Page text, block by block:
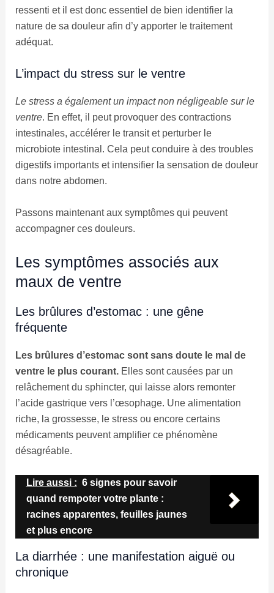
ressenti et il est donc essentiel de bien identifier la
nature de sa douleur afin d’y apporter le traitement
adéquat.
L’impact du stress sur le ventre
Le stress a également un impact non négligeable sur le
ventre. En effet, il peut provoquer des contractions
intestinales, accélérer le transit et perturber le
microbiote intestinal. Cela peut conduire à des troubles
digestifs importants et intensifier la sensation de douleur
dans notre abdomen.
Passons maintenant aux symptômes qui peuvent
accompagner ces douleurs.
Les symptômes associés aux
maux de ventre
Les brûlures d’estomac : une gêne
fréquente
Les brûlures d’estomac sont sans doute le mal de
ventre le plus courant.Elles sont causées par un
relâchement du sphincter, qui laisse alors remonter
l’acide gastrique vers l’œsophage. Une alimentation
riche, la grossesse, le stress ou encore certains
médicaments peuvent amplifier ce phénomène
désagréable.
Lire aussi : 6 signes pour savoir
quand rempoter votre plante :
racines apparentes, feuilles jaunes
et plus encore
La diarrhée : une manifestation aiguë ou
chronique